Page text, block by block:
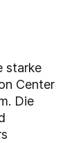
starke
Center
Die